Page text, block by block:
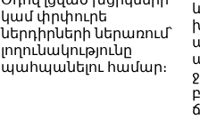
կամ փրփուրե
ներդիրների ներառում՝
լողունակությունը
պահպանելու համար։